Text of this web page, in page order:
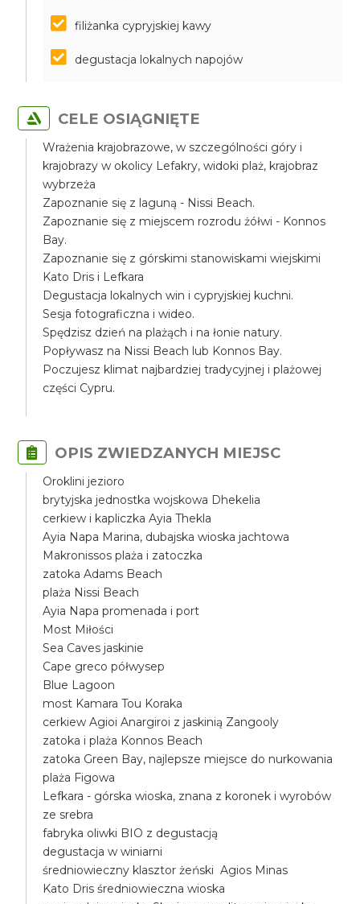
filiżanka cypryjskiej kawy
degustacja lokalnych napojów
CELE OSIĄGNIĘTE
Wrażenia krajobrazowe, w szczególności góry i
krajobrazy w okolicy Lefakry, widoki plaż, krajobraz
wybrzeża
Zapoznanie się z laguną - Nissi Beach.
Zapoznanie się z miejscem rozrodu żółwi - Konnos
Bay.
Zapoznanie się z górskimi stanowiskami wiejskimi
Kato Dris i Lefkara
Degustacja lokalnych win i cypryjskiej kuchni.
Sesja fotograficzna i wideo.
Spędzisz dzień na plażąch i na łonie natury.
Popływasz na Nissi Beach lub Konnos Bay.
Poczujesz klimat najbardziej tradycyjnej i plażowej
części Cypru.
OPIS ZWIEDZANYCH MIEJSC
Oroklini jezioro
brytyjska jednostka wojskowa Dhekelia
cerkiew i kapliczka Ayia Thekla
Ayia Napa Marina, dubajska wioska jachtowa
Makronissos plaża i zatoczka
zatoka Adams Beach
plaża Nissi Beach
Ayia Napa promenada i port
Most Miłości
Sea Caves jaskinie
Cape greco półwysep
Blue Lagoon
most Kamara Tou Koraka
cerkiew Agioi Anargiroi z jaskinią Zangooly
zatoka i plaża Konnos Beach
zatoka Green Bay, najlepsze miejsce do nurkowania
plaża Figowa
Lefkara - górska wioska, znana z koronek i wyrobów
ze srebra
fabryka oliwki BIO z degustacją
degustacja w winiarni
średniowieczny klasztor żeński Agios Minas
Kato Dris średniowieczna wioska